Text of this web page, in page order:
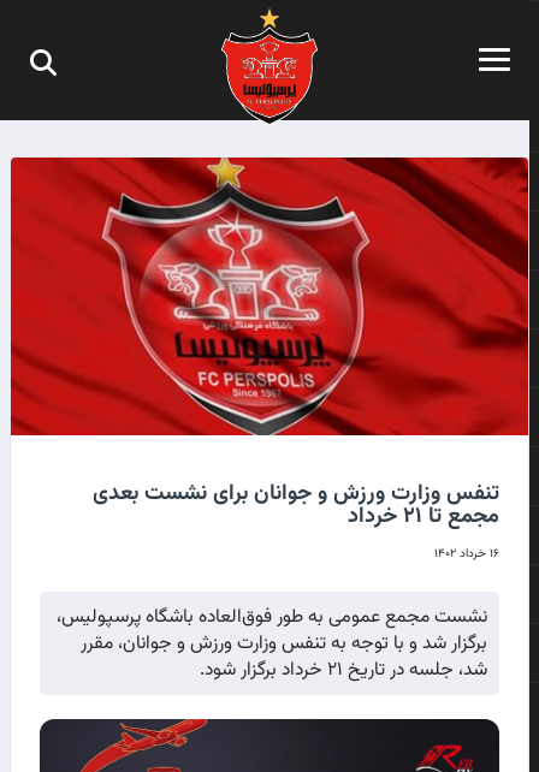
تنفس وزارت ورزش و جوانان برای نشست بعدی
مجمع تا ۲۱ خرداد
۱۶ خرداد ۱۴۰۲
نشست مجمع عمومی به طور فوق‌‍‌العاده باشگاه پرسپولیس،
برگزار شد و با توجه به تنفس وزارت ورزش و جوانان، مقرر
شد، جلسه در تاریخ ۲۱ خرداد برگزار شود.